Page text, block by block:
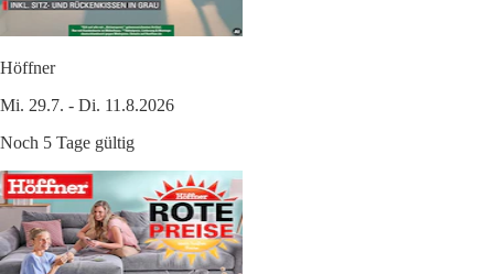
Höffner
Mi. 29.7. - Di. 11.8.2026
Noch 5 Tage gültig